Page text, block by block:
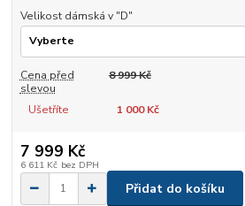
Velikost dámská v "D"
Cena před
slevou
8 999 Kč
Ušetříte 1 000 Kč
7 999 Kč
6 611 Kč bez DPH
Přidat do košíku